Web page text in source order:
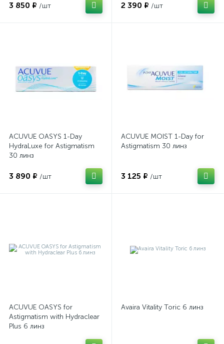
3 850 ₽ /шт 2 390 ₽ /шт
ACUVUE OASYS 1-Day
HydraLuxe for Astigmatism
30 линз
3 890 ₽ /шт
ACUVUE MOIST 1-Day for
Astigmatism 30 линз
3 125 ₽ /шт
ACUVUE OASYS for
Astigmatism with Hydraclear
Plus 6 линз
Avaira Vitality Toric 6 линз